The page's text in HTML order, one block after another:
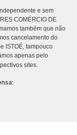
e sem
COMÉRCIO DE
também que não
cancelamento do
ISTOÉ, tampouco
apenas pelo
sites.